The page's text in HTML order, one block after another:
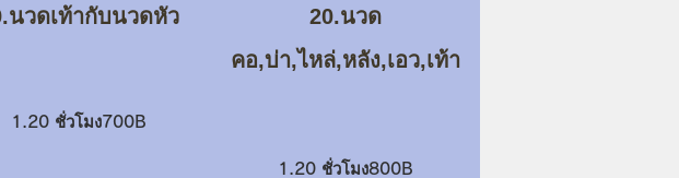
นวดเท้ากับนวดหัว
1.20 ชั่วโมง700B
20.นวด
คอ,บ่า,ไหล่,หลัง,เอว,เท้า
1.20 ชั่วโมง800B